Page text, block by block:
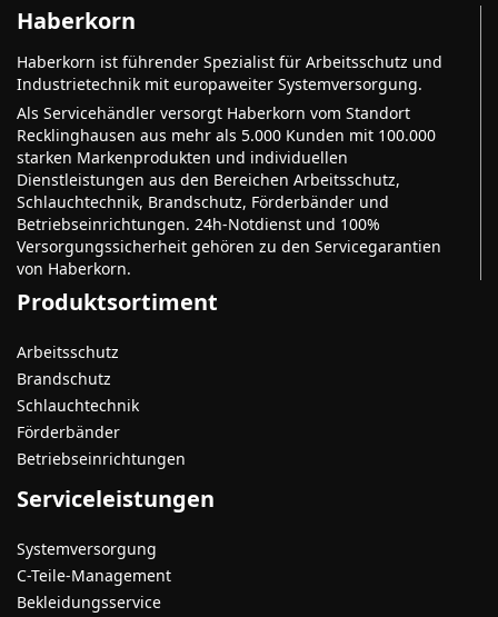
Haberkorn
Haberkorn ist führender Spezialist für Arbeitsschutz und
Industrietechnik mit europaweiter Systemversorgung.
Als Servicehändler versorgt Haberkorn vom Standort
Recklinghausen aus mehr als 5.000 Kunden mit 100.000
starken Markenprodukten und individuellen
Dienstleistungen aus den Bereichen Arbeitsschutz,
Schlauchtechnik, Brandschutz, Förderbänder und
Betriebseinrichtungen. 24h-Notdienst und 100%
Versorgungssicherheit gehören zu den Servicegarantien
von Haberkorn.
Produktsortiment
Arbeitsschutz
Brandschutz
Schlauchtechnik
Förderbänder
Betriebseinrichtungen
Serviceleistungen
Systemversorgung
C-Teile-Management
Bekleidungsservice